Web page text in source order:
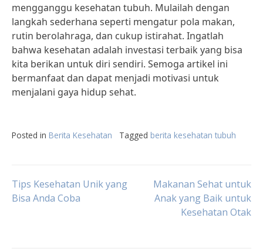
mengganggu kesehatan tubuh. Mulailah dengan
langkah sederhana seperti mengatur pola makan,
rutin berolahraga, dan cukup istirahat. Ingatlah
bahwa kesehatan adalah investasi terbaik yang bisa
kita berikan untuk diri sendiri. Semoga artikel ini
bermanfaat dan dapat menjadi motivasi untuk
menjalani gaya hidup sehat.
Posted in Berita Kesehatan Tagged berita kesehatan tubuh
Post
Tips Kesehatan Unik yang
Bisa Anda Coba
Makanan Sehat untuk
Anak yang Baik untuk
Kesehatan Otak